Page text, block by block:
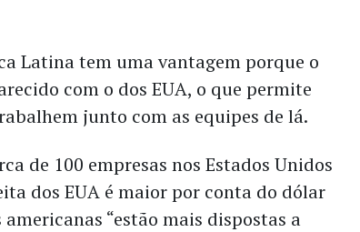
Latina tem uma vantagem porque o
com o dos EUA, o que permite
junto com as equipes de lá.
de 100 empresas nos Estados Unidos
dos EUA é maior por conta do dólar
“estão mais dispostas a